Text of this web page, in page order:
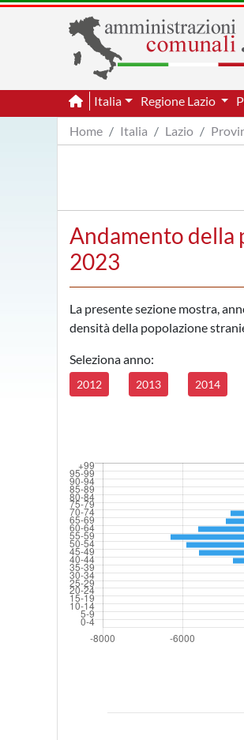
Italia Regione Lazio
Home
Italia Lazio
Andamento della
2023
La presente sezione mostra,
densità della popolazione
Seleziona anno:
2012 2013 2014